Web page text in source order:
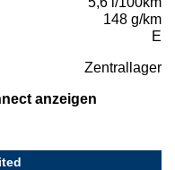
148 g/km
E
Zentrallager
anzeigen